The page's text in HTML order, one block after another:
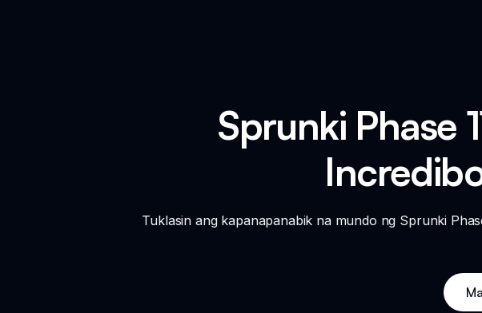
Sprunki Phase
Tuklasin ang kapanapanabik na mundo ng Sprunki